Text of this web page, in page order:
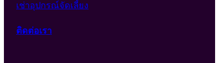
เช่าอุปกรณ์จัดเลี้ยง
ติดต่อเรา